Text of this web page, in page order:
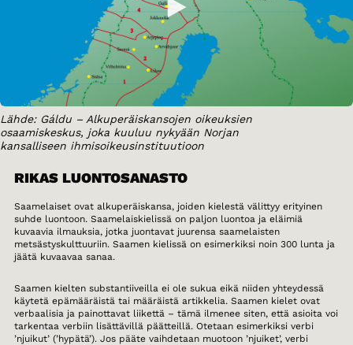
Lähde: Gáldu – Alkuperäiskansojen oikeuksien
osaamiskeskus, joka kuuluu nykyään Norjan
kansalliseen ihmisoikeusinstituutioon
RIKAS LUONTOSANASTO
Saamelaiset ovat alkuperäiskansa, joiden kielestä välittyy erityinen
suhde luontoon. Saamelaiskielissä on paljon luontoa ja eläimiä
kuvaavia ilmauksia, jotka juontavat juurensa saamelaisten
metsästyskulttuuriin. Saamen kielissä on esimerkiksi noin 300 lunta ja
jäätä kuvaavaa sanaa.
Saamen kielten substantiiveilla ei ole sukua eikä niiden yhteydessä
käytetä epämääräistä tai määräistä artikkelia. Saamen kielet ovat
verbaalisia ja painottavat liikettä – tämä ilmenee siten, että asioita voi
tarkentaa verbiin lisättävillä päätteillä. Otetaan esimerkiksi verbi
’njuikut’ (’hypätä’). Jos pääte vaihdetaan muotoon ’njuiket’, verbi